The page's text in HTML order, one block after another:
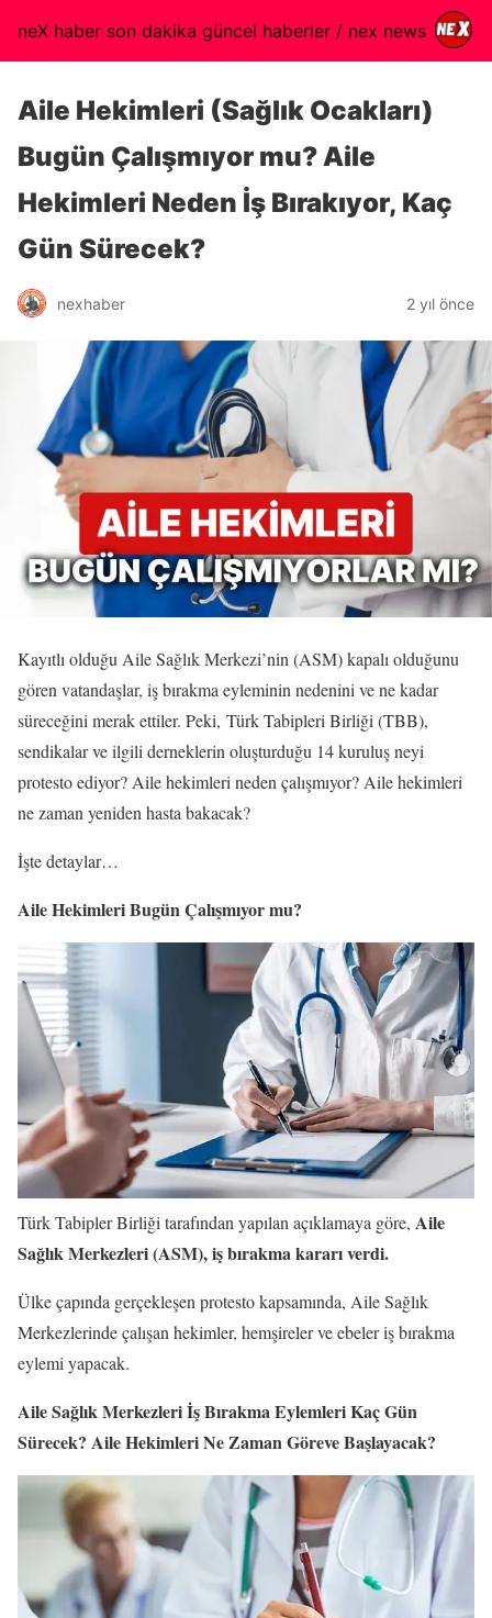
neX haber son dakika güncel haberler / nex news
Aile Hekimleri (Sağlık Ocakları)
Bugün Çalışmıyor mu? Aile
Hekimleri Neden İş Bırakıyor, Kaç
Gün Sürecek?
nexhaber 2 yıl önce
Kayıtlı olduğu Aile Sağlık Merkezi’nin (ASM) kapalı olduğunu
gören vatandaşlar, iş bırakma eyleminin nedenini ve ne kadar
süreceğini merak ettiler. Peki, Türk Tabipleri Birliği (TBB),
sendikalar ve ilgili derneklerin oluşturduğu 14 kuruluş neyi
protesto ediyor? Aile hekimleri neden çalışmıyor? Aile hekimleri
ne zaman yeniden hasta bakacak?
İşte detaylar…
Aile Hekimleri Bugün Çalışmıyor mu?
Türk Tabipler Birliği tarafından yapılan açıklamaya göre, Aile
Sağlık Merkezleri (ASM), iş bırakma kararı verdi.
Ülke çapında gerçekleşen protesto kapsamında, Aile Sağlık
Merkezlerinde çalışan hekimler, hemşireler ve ebeler iş bırakma
eylemi yapacak.
Aile Sağlık Merkezleri İş Bırakma Eylemleri Kaç Gün
Sürecek? Aile Hekimleri Ne Zaman Göreve Başlayacak?